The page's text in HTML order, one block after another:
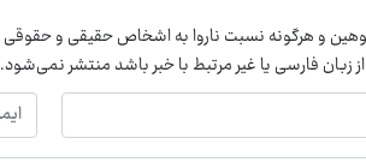
و هرگونه نسبت ناروا به اشخاص حقیقی و
زبان فارسی یا غیر مرتبط با خبر باشد منتشر نمی‌شود.